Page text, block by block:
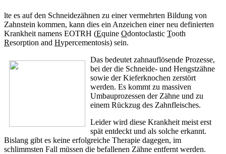
lte es auf den Schneidezähnen zu einer vermehrten Bildung von
Zahnstein kommen, kann dies ein Anzeichen einer neu definierten
Krankheit namens EOTRH (Equine Odontoclastic Tooth
Resorption and Hypercementosis) sein.
Das bedeutet zahnauflösende Prozesse,
bei der die Schneide- und Hengstzähne
sowie der Kieferknochen zerstört
werden. Es kommt zu massiven
Umbauprozessen der Zähne und zu
einem Rückzug des Zahnfleisches.
Leider wird diese Krankheit meist erst
spät entdeckt und als solche erkannt.
Bislang gibt es keine erfolgreiche Therapie dagegen, im
schlimmsten Fall müssen die befallenen Zähne entfernt werden.